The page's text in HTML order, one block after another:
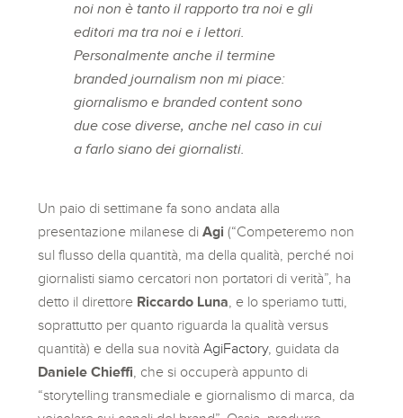
noi non è tanto il rapporto tra noi e gli
editori ma tra noi e i lettori.
Personalmente anche il termine
branded journalism non mi piace:
giornalismo ebranded content sono
due cose diverse, anche nel caso in cui
a farlo siano dei giornalisti.
Un paio di settimane fa sono andata alla
presentazione milanese diAgi (“Competeremo non
sul flusso della quantità, ma della qualità, perché noi
giornalisti siamo cercatori non portatori di verità”, ha
detto il direttore Riccardo Luna , e lo speriamo tutti,
soprattutto per quanto riguarda la qualità versus
quantità) e della sua novitàAgiFactory, guidata da
Daniele Chieffi , che si occuperà appunto di
“storytelling transmediale e giornalismo di marca, da